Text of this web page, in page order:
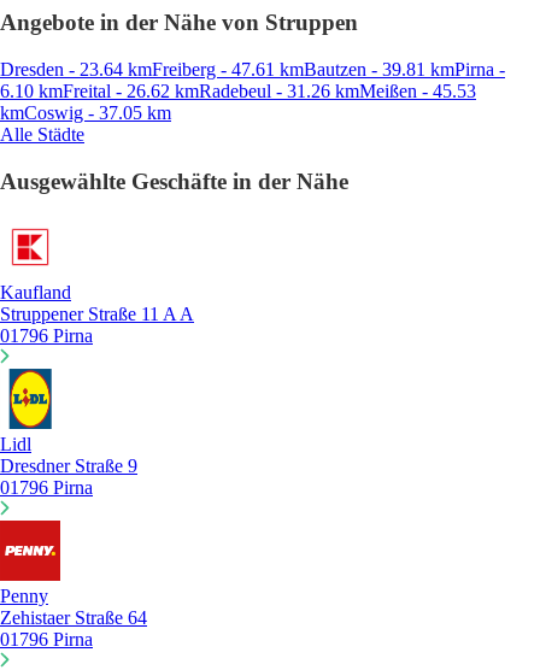
Angebote in der Nähe von Struppen
Dresden - 23.64 kmFreiberg - 47.61 kmBautzen - 39.81 kmPirna -
6.10 kmFreital - 26.62 kmRadebeul - 31.26 kmMeißen - 45.53
kmCoswig - 37.05 km
Alle Städte
Ausgewählte Geschäfte in der Nähe
Kaufland
Struppener Straße 11 A A
01796 Pirna
Lidl
Dresdner Straße 9
01796 Pirna
Penny
Zehistaer Straße 64
01796 Pirna